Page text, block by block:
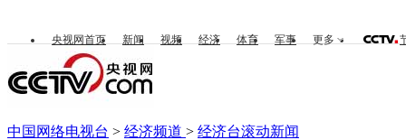
央视网首页 新闻 视频 经济 体育 军事 更多
中国网络电视台 > 经济频道 > 经济台滚动新闻